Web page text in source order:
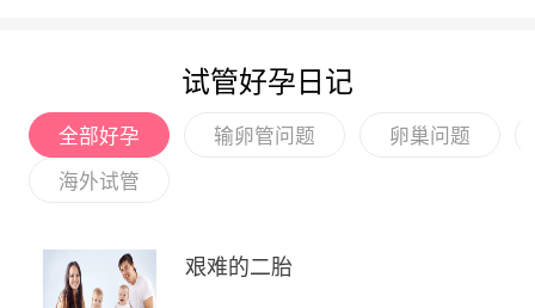
试管好孕日记
全部好孕 输卵管问题 卵巢问题
海外试管
艰难的二胎